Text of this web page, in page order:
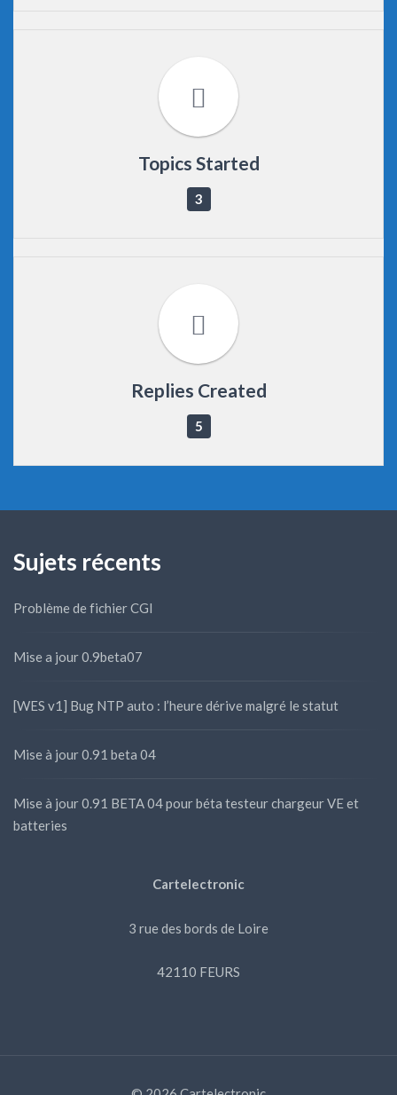
Topics Started
3
Replies Created
5
Sujets récents
Problème de fichier CGI
Mise a jour 0.9beta07
[WES v1] Bug NTP auto : l’heure dérive malgré le statut
Mise à jour 0.91 beta 04
Mise à jour 0.91 BETA 04 pour béta testeur chargeur VE et
batteries
Cartelectronic
3 rue des bords de Loire
42110 FEURS